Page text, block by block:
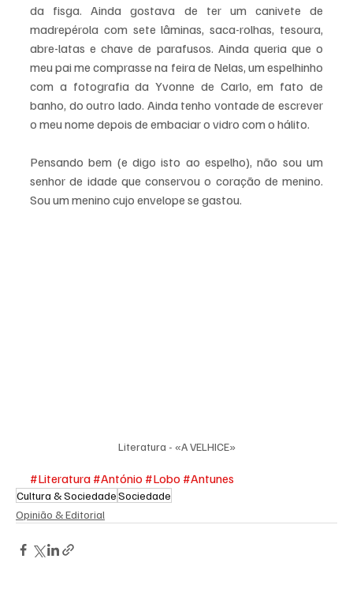
da fisga. Ainda gostava de ter um canivete de
madrepérola com sete lâminas, saca-rolhas, tesoura,
abre-latas e chave de parafusos. Ainda queria que o
meu pai me comprasse na feira de Nelas, um espelhinho
com a fotografia da Yvonne de Carlo, em fato de
banho, do outro lado. Ainda tenho vontade de escrever
o meu nome depois de embaciar o vidro com o hálito.
Pensando bem (e digo isto ao espelho), não sou um
senhor de idade que conservou o coração de menino.
Sou um menino cujo envelope se gastou.
Literatura - «A VELHICE»
#Literatura #António #Lobo #Antunes
Cultura & SociedadeSociedade
Opinião & Editorial